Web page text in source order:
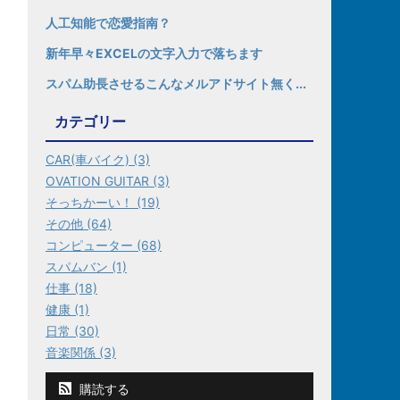
人工知能で恋愛指南？
新年早々EXCELの文字入力で落ちます
スパム助長させるこんなメルアドサイト無く...
カテゴリー
CAR(車バイク) (3)
OVATION GUITAR (3)
そっちかーい！ (19)
その他 (64)
コンピューター (68)
スパムバン (1)
仕事 (18)
健康 (1)
日常 (30)
音楽関係 (3)
購読する